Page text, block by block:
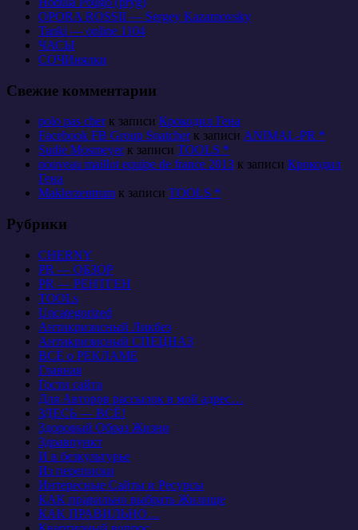
OPORA ROSSII — Sergey Kazarnovsky
Tanki — online 1104
ЧАСЫ
СОЧИнялки
Свежие комментарии
polo pas cherк записи Крокодил Гена
Facebook FB Group Snatcherк записи ANIMAL-PR *
Sudie Mosmeyerк записи TOOLS *
nouveau maillot equipe de france 2013 к записи Крокодил
Гена
Maklerzentrum к записи TOOLS *
Рубрики
CHERNY
PR — ОБЗОР
PR — РЕНТГЕН
TOOLs
Uncategorized
Антикризисный Ликбез
Антикризисный СПЕЦНАЗ
ВСЁ о РЕКЛАМЕ
Главная
Гости сайта
Для Авторов рассылок в мой адрес…
ЗДЕСЬ — ВСЁ!
Здоровый Образ Жизни
Здравпункт
И в безкультурье
Из переписки
Интересные Сайты и Ресурсы
КАК правильно выбрать Жилище
КАК ПРАВИЛЬНО…